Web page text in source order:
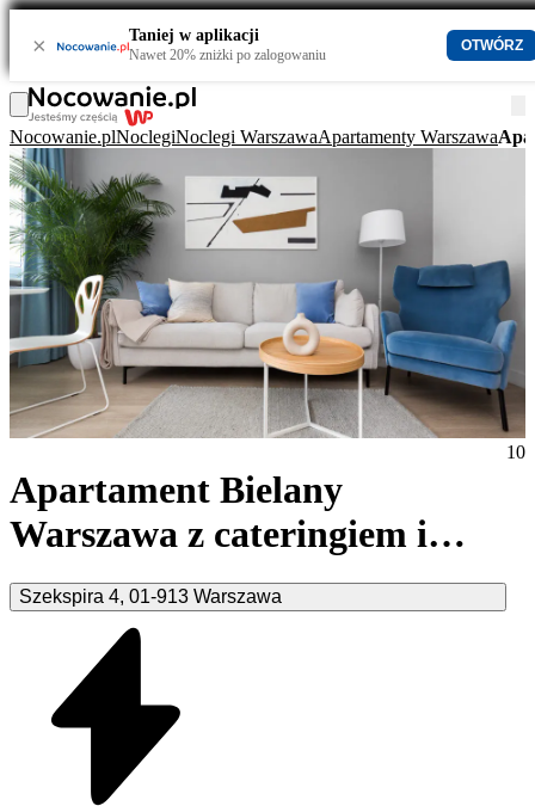
× Taniej w aplikacji
Nawet 20% zniżki po zalogowaniu
OTWÓRZ
Nocowanie.plNoclegiNoclegi WarszawaApartamenty Warszawa
Apartament Bielany
Warszawa z cateringiem i
parkingiem gratis
Szekspira 4, 01-913 Warszawa
10